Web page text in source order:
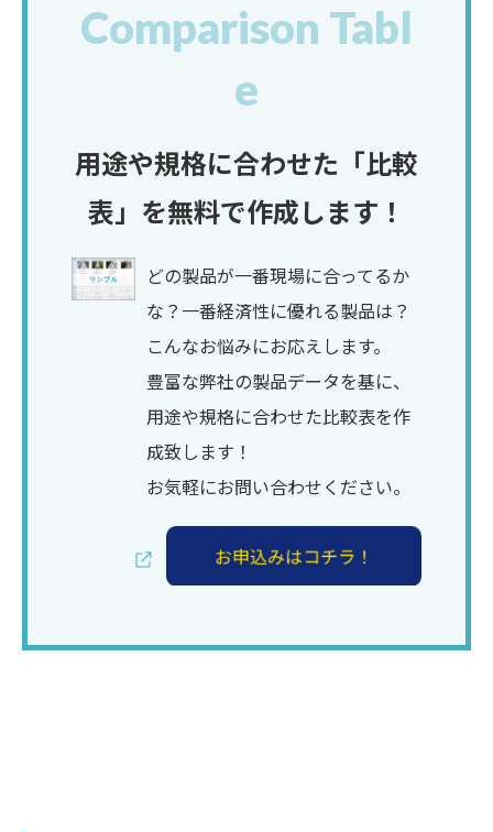
Comparison Tabl
e
用途や規格に合わせた「比較
表」を無料で作成します！
どの製品が一番現場に合ってるか
な？一番経済性に優れる製品は？
こんなお悩みにお応えします。
豊富な弊社の製品データを基に、
用途や規格に合わせた比較表を作
成致します！
お気軽にお問い合わせください。